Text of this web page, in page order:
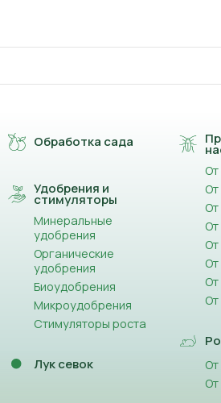
Обработка сада
Удобрения и
стимуляторы
Минеральные
удобрения
Органические
удобрения
Биоудобрения
Микроудобрения
Стимуляторы роста
Лук севок
От
От
От